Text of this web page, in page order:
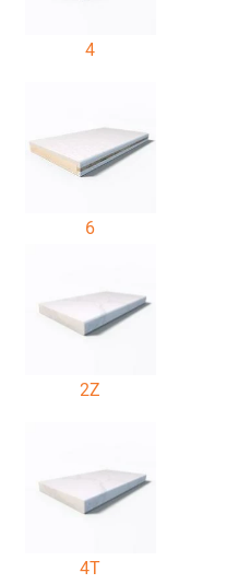
4
6
2Z
4T